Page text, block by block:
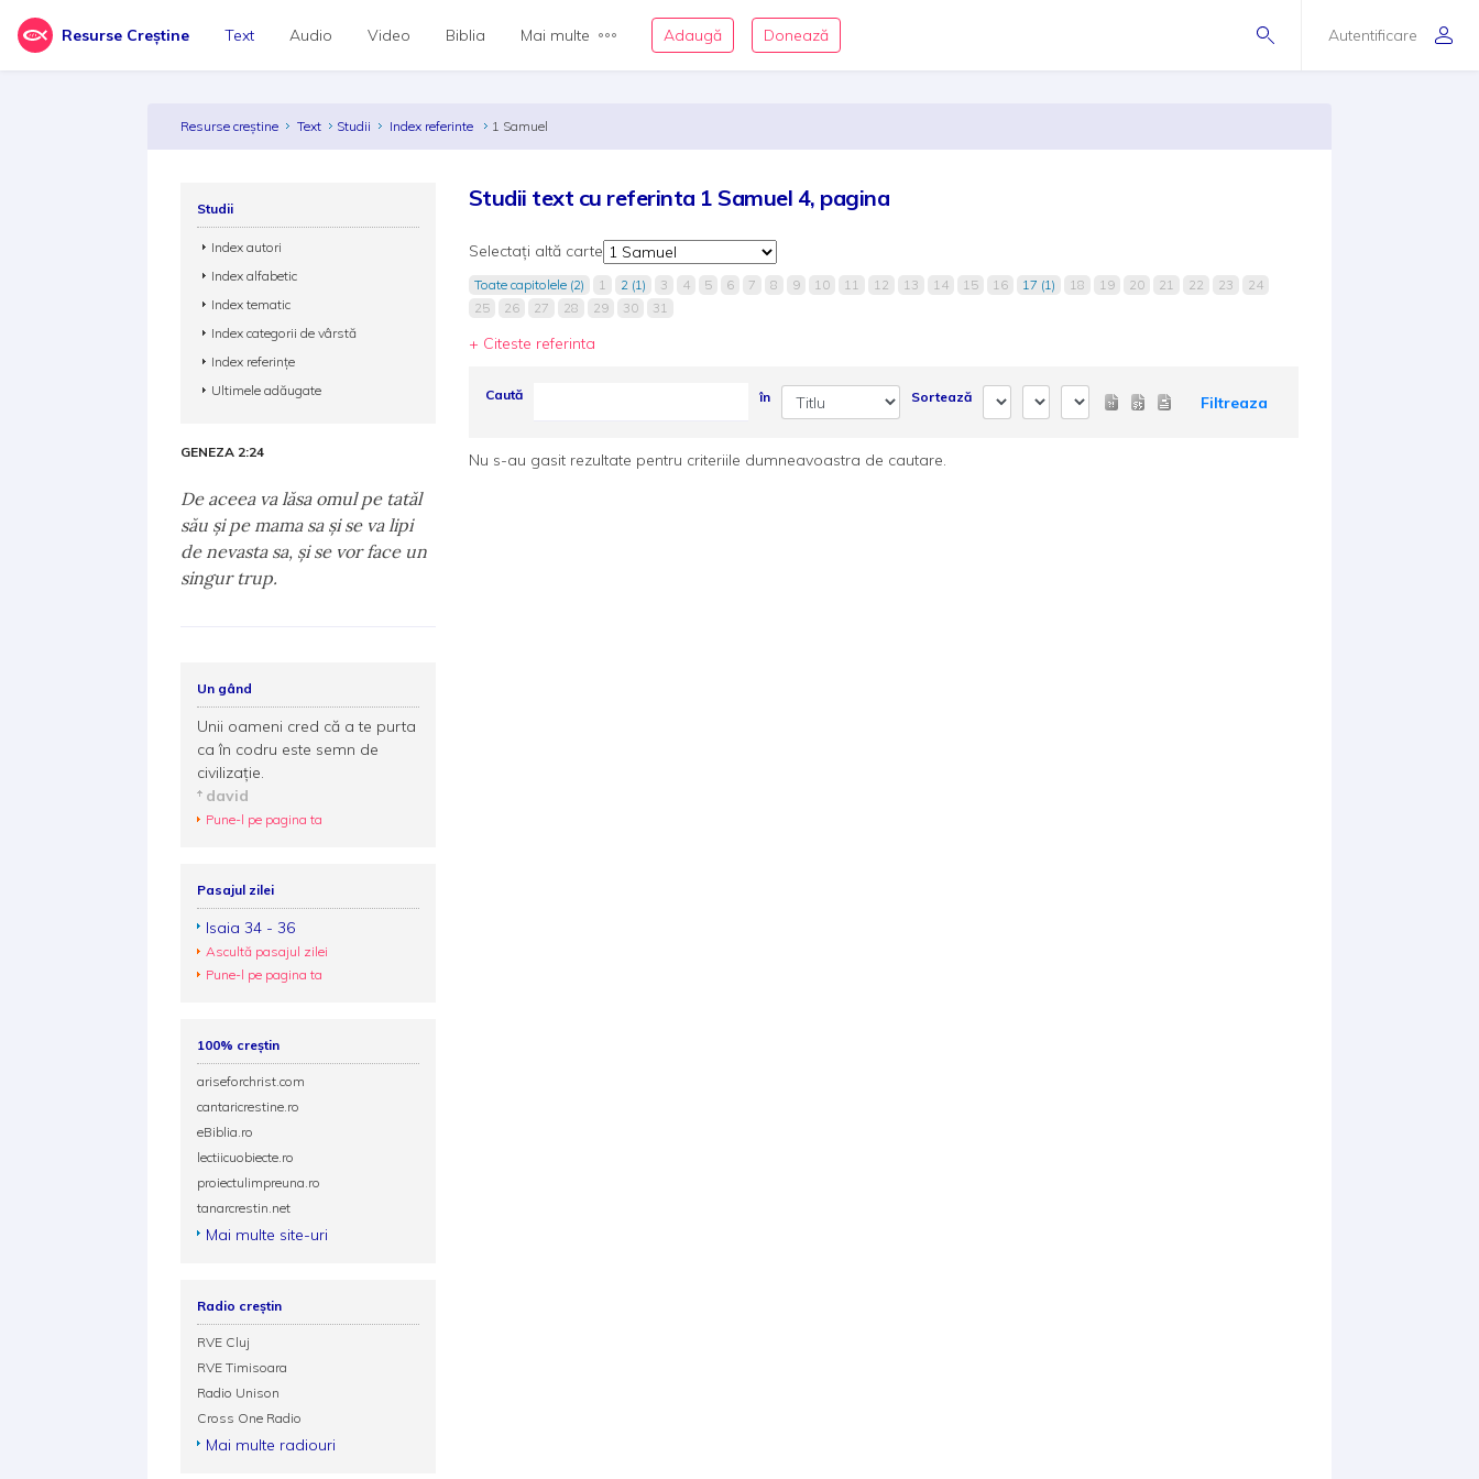
Resurse Creștine Autentificare
Text Audio Video Biblia Mai multe Adaugă Donează
Resurse creștine Text Studii Index referinte 1 Samuel
Studii text cu referinta 1 Samuel 4, pagina
Selectați altă carte
Toate capitolele (2) 1 2 (1) 3 4 5 6 7 8 9 10 11 12 13 14 15 16 17 (1) 18 19 20 21 22 23
24
25
26 27 28 29 30 31
+ Citeste referinta
Caută în Sortează Filtreaza
Nu s-au gasit rezultate pentru criteriile dumneavoastra de cautare.
Studii
Index autori
Index alfabetic
Index tematic
Index categorii de vârstă
Index referințe
Ultimele adăugate
GENEZA 2:24
De aceea va lăsa omul pe tatăl
său şi pe mama sa şi se va lipi
de nevasta sa, şi se vor face un
singur trup.
Un gând
Unii oameni cred că a te purta
ca în codru este semn de
civilizaţie.
david
Pune-l pe pagina ta
Pasajul zilei
Isaia 34 - 36
Ascultă pasajul zilei
Pune-l pe pagina ta
100% creștin
ariseforchrist.com
cantaricrestine.ro
eBiblia.ro
lectiicuobiecte.ro
proiectulimpreuna.ro
tanarcrestin.net
Mai multe site-uri
Radio creștin
RVE Cluj
RVE Timisoara
Radio Unison
Cross One Radio
Mai multe radiouri